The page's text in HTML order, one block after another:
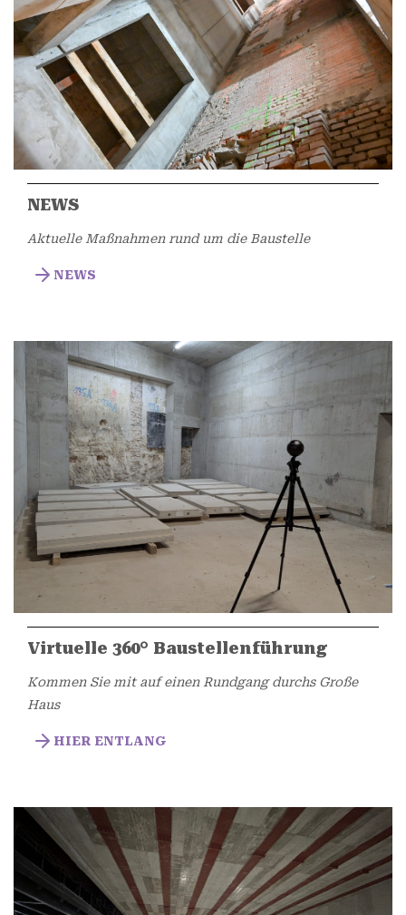
NEWS
Aktuelle Maßnahmen rund um die Baustelle
NEWS
Virtuelle 360° Baustellenführung
Kommen Sie mit auf einen Rundgang durchs Große
Haus
HIER ENTLANG